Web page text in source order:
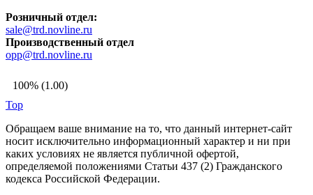
Розничный отдел:
sale@trd.novline.ru
Производственный отдел
opp@trd.novline.ru
100% (1.00)
Top
Обращаем ваше внимание на то, что данный интернет-сайт
носит исключительно информационный характер и ни при
каких условиях не является публичной офертой,
определяемой положениями Статьи 437 (2) Гражданского
кодекса Российской Федерации.